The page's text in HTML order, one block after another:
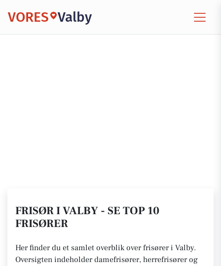
VORES Valby
FRISØR I VALBY - SE TOP 10
FRISØRER
Her finder du et samlet overblik over frisører i Valby.
Oversigten indeholder damefrisører, herrefrisører og